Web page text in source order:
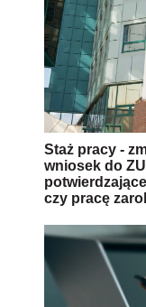
Staż pracy -
wniosek do
czy pracę